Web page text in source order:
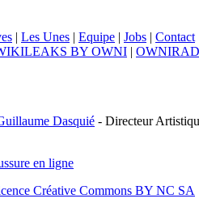
| Les Unes | Equipe | Jobs | Contact
BY OWNI |
Dasquié - Directeur
en ligne
Créative Commons BY NC SA